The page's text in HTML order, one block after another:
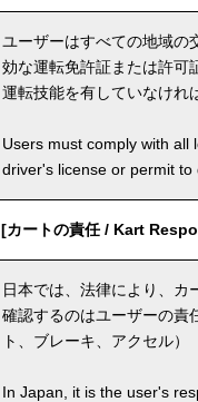
ユーザーはすべての地域の
効な運転免許証または許可
運転技能を有していなけれ
Users must comply with all
driver's license or permit to
[カートの責任 / Kart
日本では、法律により、カ
確認するのはユーザーの責
ト、ブレーキ、アクセル）
In Japan, it is the user's